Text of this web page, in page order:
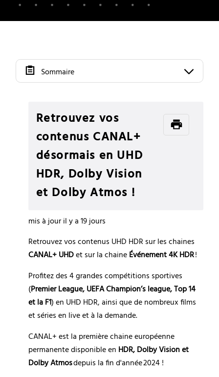
Sommaire
Retrouvez vos
contenus CANAL+
désormais en UHD
HDR, Dolby Vision
et Dolby Atmos !
mis à jour il y a 19 jours
CANAL+ UHD et sur la chaine Événement 4K HDR !
Profitez des 4 grandes compétitions sportives
(Premier League, UEFA Champion’s league, Top 14
et la F1) en UHD HDR, ainsi que de nombreux films
et séries en live et à la demande.
CANAL+ est la première chaine européenne
permanente disponible en HDR, Dolby Vision et
Dolby Atmos depuis la fin d'année 2024 !